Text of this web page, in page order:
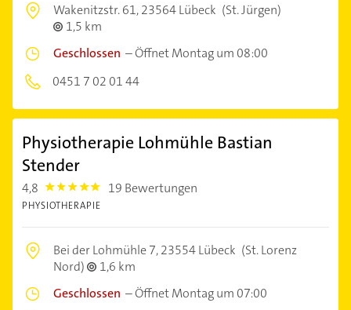
Wakenitzstr. 61,23564 Lübeck (St. Jürgen)
1,5 km
Geschlossen –Öffnet Montag um 08:00
0451 7 02 01 44
Physiotherapie Lohmühle Bastian
Stender
4,8 4.8 19 Bewertungen
PHYSIOTHERAPIE
Bei der Lohmühle 7,23554 Lübeck (St. Lorenz
Nord)
1,6 km
Geschlossen –Öffnet Montag um 07:00